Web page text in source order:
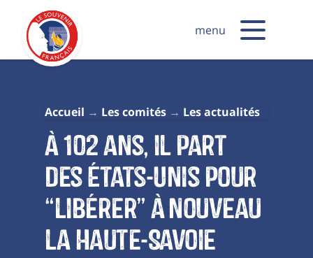
menu
Accueil Les comités Les actualités
À 102 ans, il part
des États-Unis pour
“libérer” à nouveau
la Haute-Savoie